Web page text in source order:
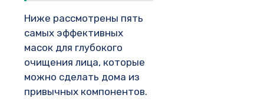
Ниже рассмотрены пять
самых эффективных
масок для глубокого
очищения лица, которые
можно сделать дома из
привычных компонентов.